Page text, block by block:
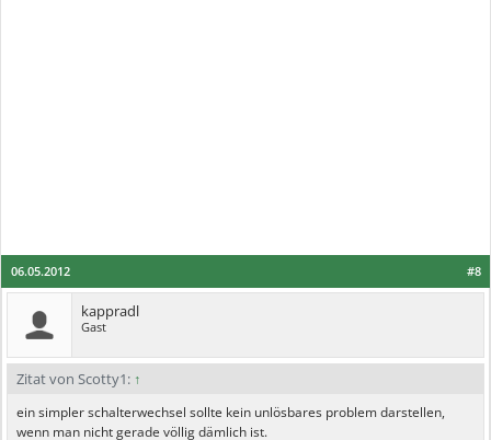
#8
06.05.2012
kappradl
Gast
Zitat von Scotty1: ↑
ein simpler schalterwechsel sollte kein unlösbares problem darstellen,
wenn man nicht gerade völlig dämlich ist.